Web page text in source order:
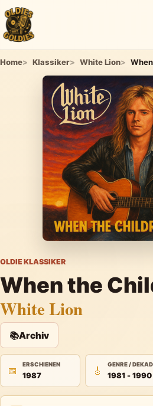
Home Klassiker White Lion
OLDIE KLASSIKER
When the
White Lion
📚Archiv
📅
ERSCHIENEN
1987 🎸
GENRE /
1981 - 1990